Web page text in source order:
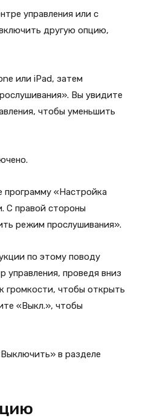
управления или с
другую опцию,
или iPad, затем
Вы увидите
чтобы уменьшить
программу «Настройка
С правой стороны
режим прослушивания».
по этому поводу
проведя вниз
громкости, чтобы открыть
«Выкл.», чтобы
в разделе